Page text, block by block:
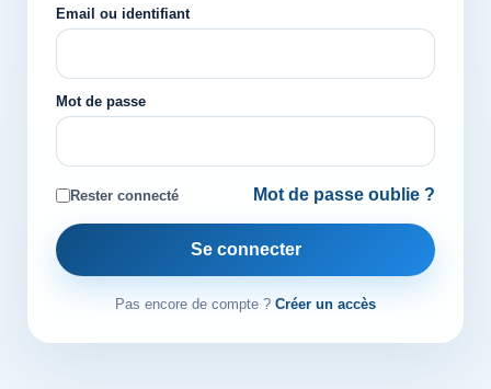
Email ou identifiant
Mot de passe
Rester connecté Mot de passe oublie ?
Se connecter
Pas encore de compte ? Créer un accès